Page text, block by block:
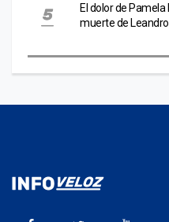
El dolor de
muerte de Leandro